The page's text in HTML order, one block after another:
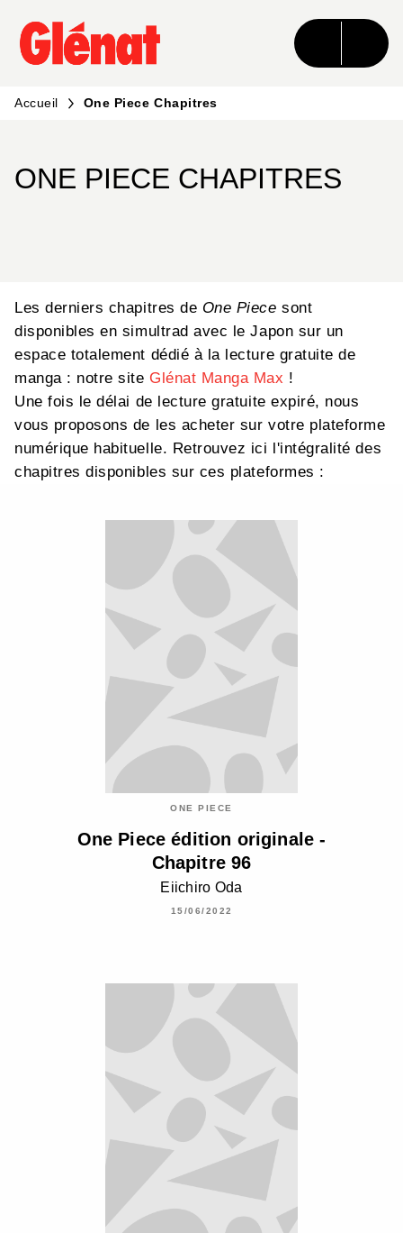
MENU RECHERCHE CONTENU
PIED DE PAGE
Accueil One Piece Chapitres
ONE PIECE CHAPITRES
Les derniers chapitres de One Piece sont
disponibles en simultrad avec le Japon sur un
espace totalement dédié à la lecture gratuite de
manga : notre site Glénat Manga Max !
Une fois le délai de lecture gratuite expiré, nous
vous proposons de les acheter sur votre plateforme
numérique habituelle. Retrouvez ici l'intégralité des
chapitres disponibles sur ces plateformes :
ONE PIECE
One Piece édition originale -
Chapitre 96
Eiichiro Oda
15/06/2022